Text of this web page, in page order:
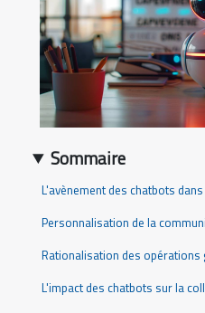
Sommaire
L'avènement des chatbots
Personnalisation de la
Rationalisation des opérations
L'impact des chatbots sur la